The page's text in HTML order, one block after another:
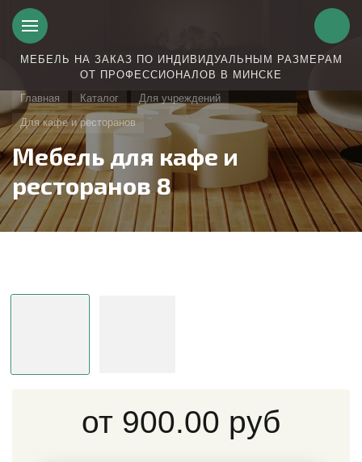
МЕБЕЛЬ НА ЗАКАЗ ПО ИНДИВИДУАЛЬНЫМ РАЗМЕРАМ
ОТ ПРОФЕССИОНАЛОВ В МИНСКЕ
Главная
Каталог
Для учреждений
Для кафе и ресторанов
Мебель для кафе и
ресторанов 8
от 900.00 руб